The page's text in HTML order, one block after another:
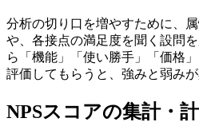
分析の切り口を増やすために、
や、各接点の満足度を聞く設問
ら「機能」「使い勝手」「価格
評価してもらうと、強みと弱み
NPSスコアの集計・